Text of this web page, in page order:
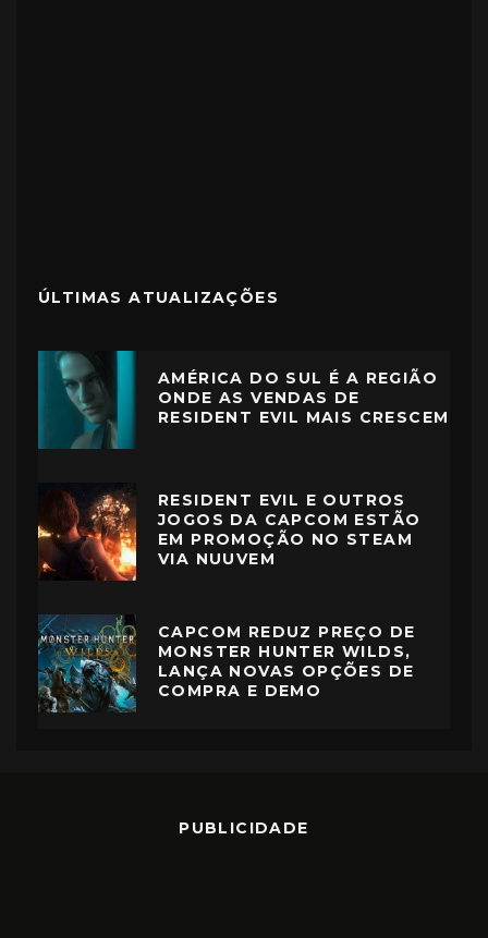
ÚLTIMAS ATUALIZAÇÕES
AMÉRICA DO SUL É A REGIÃO
ONDE AS VENDAS DE
RESIDENT EVIL MAIS CRESCEM
RESIDENT EVIL E OUTROS
JOGOS DA CAPCOM ESTÃO
EM PROMOÇÃO NO STEAM
VIA NUUVEM
CAPCOM REDUZ PREÇO DE
MONSTER HUNTER WILDS,
LANÇA NOVAS OPÇÕES DE
COMPRA E DEMO
PUBLICIDADE